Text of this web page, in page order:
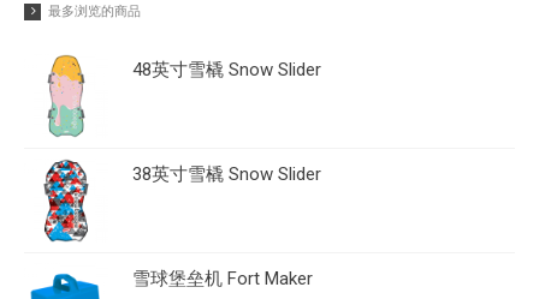
最多浏览的商品
48英寸雪橇 Snow Slider
38英寸雪橇 Snow Slider
雪球堡垒机 Fort Maker